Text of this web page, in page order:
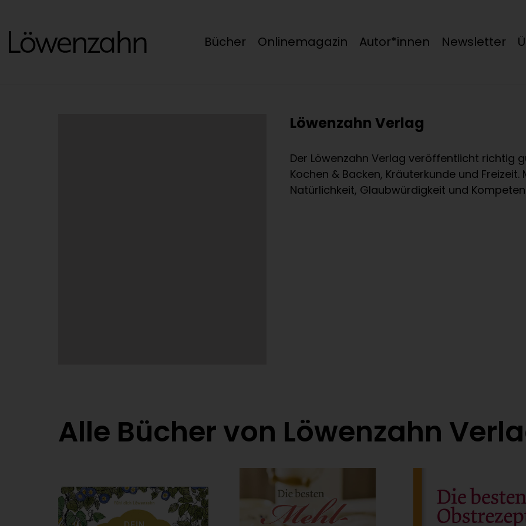
Bücher Onlinemagazin Autor*innen Newsletter
Löwenzahn Verlag
Der Löwenzahn Verlag veröffentlicht richtig
Kochen & Backen, Kräuterkunde und
Natürlichkeit, Glaubwürdigkeit und
Alle Bücher von Löwenzahn